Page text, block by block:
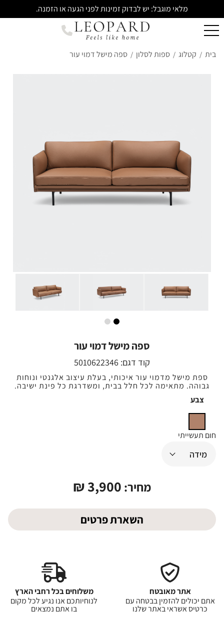
מלאי מוגבל: יש לבדוק זמינות לפני הגעה או הזמנה.
בית / קטלוג / ספות לסלון / ספה מישל דמוי עור
ספה מישל דמוי עור
קוד דגם: 5010622346
ספת מישל מדמוי עור איכותי, בעלת עיצוב אלגנטי ונוחות
גבוהה. מתאימה לכל חלל בבית, ומשדרגת כל פינת ישיבה.
צבע
חום תעשייתי
מחיר: 3,900
₪
השארת פרטים
אתר מאובטח
אתם יכולים להזמין בבטחה עם
כרטיס אשראי באתר שלנו
משלוחים בכל רחבי הארץ
לנוחיותכם אנו נגיע לכל מקום
בו אתם נמצאים